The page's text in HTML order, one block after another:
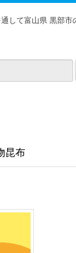
して富山県 黒部
昆布